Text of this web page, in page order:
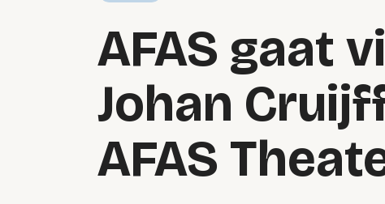
AFAS gaat
Johan
AFAS